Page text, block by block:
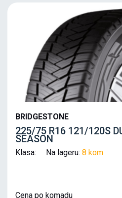
BRIDGESTONE
225/75 R16 121/120S
SEASON
Klasa: Na lageru: 8 kom
Cena po komadu